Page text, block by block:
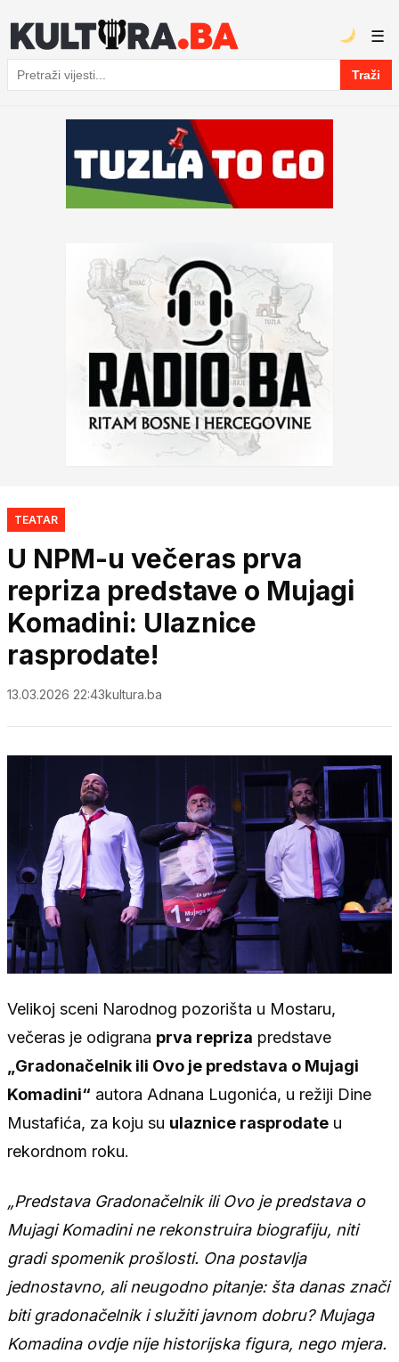
Pretraga
Traži
☰
TEATAR
U NPM-u večeras prva
repriza predstave o Mujagi
Komadini: Ulaznice
rasprodate!
13.03.2026 22:43kultura.ba
Velikoj sceni Narodnog pozorišta u Mostaru,
večeras je odigrana prva repriza predstave
„Gradonačelnik ili Ovo je predstava o Mujagi
Komadini“ autora Adnana Lugonića, u režiji Dine
Mustafića, za koju su ulaznice rasprodate u
rekordnom roku.
„Predstava Gradonačelnik ili Ovo je predstava o
Mujagi Komadini ne rekonstruira biografiju, niti
gradi spomenik prošlosti. Ona postavlja
jednostavno, ali neugodno pitanje: šta danas znači
biti gradonačelnik i služiti javnom dobru? Mujaga
Komadina ovdje nije historijska figura, nego mjera.